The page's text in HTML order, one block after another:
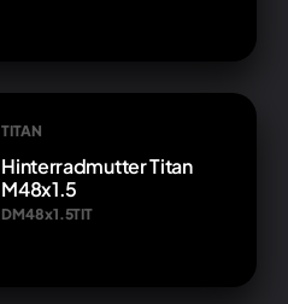
TITAN
Hinterradmutter Titan
M48x1.5
DM48x1.5TIT